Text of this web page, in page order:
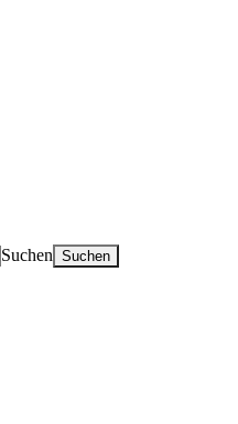
Suchen